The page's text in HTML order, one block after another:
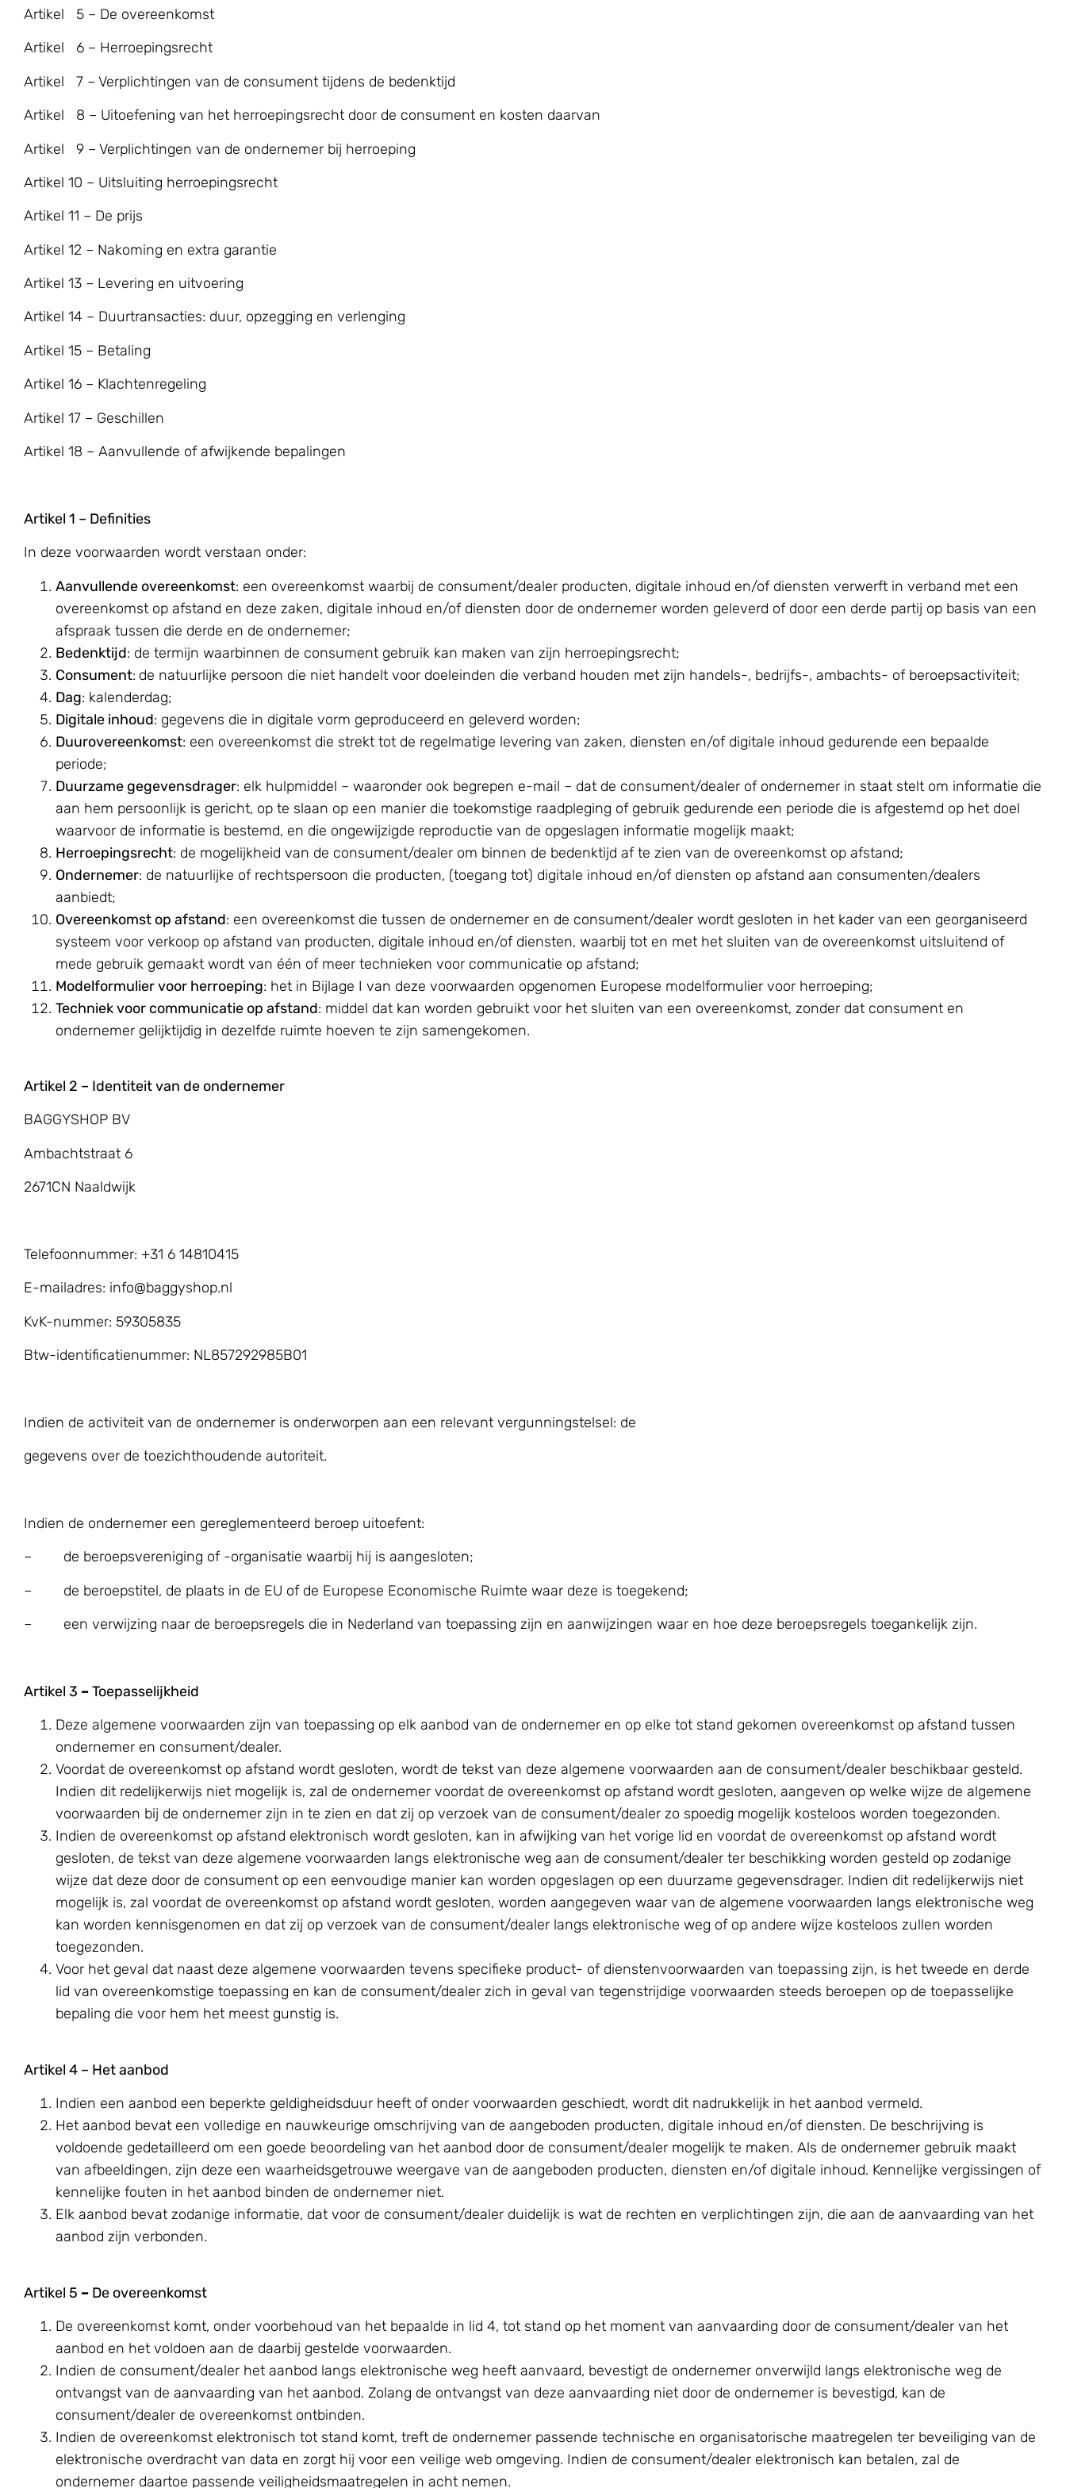
Artikel 5 – De overeenkomst
Artikel 6 – Herroepingsrecht
Artikel 7 – Verplichtingen van de consument tijdens de bedenktijd
Artikel 8 – Uitoefening van het herroepingsrecht door de consument en kosten daarvan
Artikel 9 – Verplichtingen van de ondernemer bij herroeping
Artikel 10 – Uitsluiting herroepingsrecht
Artikel 11 – De prijs
Artikel 12 – Nakoming en extra garantie
Artikel 13 – Levering en uitvoering
Artikel 14 – Duurtransacties: duur, opzegging en verlenging
Artikel 15 – Betaling
Artikel 16 – Klachtenregeling
Artikel 17 – Geschillen
Artikel 18 – Aanvullende of afwijkende bepalingen
Artikel 1 – Definities
In deze voorwaarden wordt verstaan onder:
Aanvullende overeenkomst: een overeenkomst waarbij de consument/dealer producten, digitale inhoud en/of diensten verwerft in verband met een
overeenkomst op afstand en deze zaken, digitale inhoud en/of diensten door de ondernemer worden geleverd of door een derde partij op basis van een
afspraak tussen die derde en de ondernemer;
Bedenktijd: de termijn waarbinnen de consument gebruik kan maken van zijn herroepingsrecht;
Consument: de natuurlijke persoon die niet handelt voor doeleinden die verband houden met zijn handels-, bedrijfs-, ambachts- of beroepsactiviteit;
Dag: kalenderdag;
Digitale inhoud: gegevens die in digitale vorm geproduceerd en geleverd worden;
Duurovereenkomst: een overeenkomst die strekt tot de regelmatige levering van zaken, diensten en/of digitale inhoud gedurende een bepaalde
periode;
Duurzame gegevensdrager: elk hulpmiddel – waaronder ook begrepen e-mail – dat de consument/dealer of ondernemer in staat stelt om informatie die
aan hem persoonlijk is gericht, op te slaan op een manier die toekomstige raadpleging of gebruik gedurende een periode die is afgestemd op het doel
waarvoor de informatie is bestemd, en die ongewijzigde reproductie van de opgeslagen informatie mogelijk maakt;
Herroepingsrecht: de mogelijkheid van de consument/dealer om binnen de bedenktijd af te zien van de overeenkomst op afstand;
Ondernemer: de natuurlijke of rechtspersoon die producten, (toegang tot) digitale inhoud en/of diensten op afstand aan consumenten/dealers
aanbiedt;
Overeenkomst op afstand: een overeenkomst die tussen de ondernemer en de consument/dealer wordt gesloten in het kader van een georganiseerd
systeem voor verkoop op afstand van producten, digitale inhoud en/of diensten, waarbij tot en met het sluiten van de overeenkomst uitsluitend of
mede gebruik gemaakt wordt van één of meer technieken voor communicatie op afstand;
Modelformulier voor herroeping: het in Bijlage I van deze voorwaarden opgenomen Europese modelformulier voor herroeping;
Techniek voor communicatie op afstand: middel dat kan worden gebruikt voor het sluiten van een overeenkomst, zonder dat consument en
ondernemer gelijktijdig in dezelfde ruimte hoeven te zijn samengekomen.
Artikel 2 – Identiteit van de ondernemer
BAGGYSHOP BV
Ambachtstraat 6
2671CN Naaldwijk
Telefoonnummer: +31 6 14810415
E-mailadres: info@baggyshop.nl
KvK-nummer: 59305835
Btw-identificatienummer: NL857292985B01
Indien de activiteit van de ondernemer is onderworpen aan een relevant vergunningstelsel: de
gegevens over de toezichthoudende autoriteit.
Indien de ondernemer een gereglementeerd beroep uitoefent:
– de beroepsvereniging of -organisatie waarbij hij is aangesloten;
– de beroepstitel, de plaats in de EU of de Europese Economische Ruimte waar deze is toegekend;
– een verwijzing naar de beroepsregels die in Nederland van toepassing zijn en aanwijzingen waar en hoe deze beroepsregels toegankelijk zijn.
Artikel 3 –Toepasselijkheid
Deze algemene voorwaarden zijn van toepassing op elk aanbod van de ondernemer en op elke tot stand gekomen overeenkomst op afstand tussen
ondernemer en consument/dealer.
Voordat de overeenkomst op afstand wordt gesloten, wordt de tekst van deze algemene voorwaarden aan de consument/dealer beschikbaar gesteld.
Indien dit redelijkerwijs niet mogelijk is, zal de ondernemer voordat de overeenkomst op afstand wordt gesloten, aangeven op welke wijze de algemene
voorwaarden bij de ondernemer zijn in te zien en dat zij op verzoek van de consument/dealer zo spoedig mogelijk kosteloos worden toegezonden.
Indien de overeenkomst op afstand elektronisch wordt gesloten, kan in afwijking van het vorige lid en voordat de overeenkomst op afstand wordt
gesloten, de tekst van deze algemene voorwaarden langs elektronische weg aan de consument/dealer ter beschikking worden gesteld op zodanige
wijze dat deze door de consument op een eenvoudige manier kan worden opgeslagen op een duurzame gegevensdrager. Indien dit redelijkerwijs niet
mogelijk is, zal voordat de overeenkomst op afstand wordt gesloten, worden aangegeven waar van de algemene voorwaarden langs elektronische weg
kan worden kennisgenomen en dat zij op verzoek van de consument/dealer langs elektronische weg of op andere wijze kosteloos zullen worden
toegezonden.
Voor het geval dat naast deze algemene voorwaarden tevens specifieke product- of dienstenvoorwaarden van toepassing zijn, is het tweede en derde
lid van overeenkomstige toepassing en kan de consument/dealer zich in geval van tegenstrijdige voorwaarden steeds beroepen op de toepasselijke
bepaling die voor hem het meest gunstig is.
Artikel 4 – Het aanbod
Indien een aanbod een beperkte geldigheidsduur heeft of onder voorwaarden geschiedt, wordt dit nadrukkelijk in het aanbod vermeld.
Het aanbod bevat een volledige en nauwkeurige omschrijving van de aangeboden producten, digitale inhoud en/of diensten. De beschrijving is
voldoende gedetailleerd om een goede beoordeling van het aanbod door de consument/dealer mogelijk te maken. Als de ondernemer gebruik maakt
van afbeeldingen, zijn deze een waarheidsgetrouwe weergave van de aangeboden producten, diensten en/of digitale inhoud. Kennelijke vergissingen of
kennelijke fouten in het aanbod binden de ondernemer niet.
Elk aanbod bevat zodanige informatie, dat voor de consument/dealer duidelijk is wat de rechten en verplichtingen zijn, die aan de aanvaarding van het
aanbod zijn verbonden.
Artikel 5 – De overeenkomst
De overeenkomst komt, onder voorbehoud van het bepaalde in lid 4, tot stand op het moment van aanvaarding door de consument/dealer van het
aanbod en het voldoen aan de daarbij gestelde voorwaarden.
Indien de consument/dealer het aanbod langs elektronische weg heeft aanvaard, bevestigt de ondernemer onverwijld langs elektronische weg de
ontvangst van de aanvaarding van het aanbod. Zolang de ontvangst van deze aanvaarding niet door de ondernemer is bevestigd, kan de
consument/dealer de overeenkomst ontbinden.
Indien de overeenkomst elektronisch tot stand komt, treft de ondernemer passende technische en organisatorische maatregelen ter beveiliging van de
elektronische overdracht van data en zorgt hij voor een veilige web omgeving. Indien de consument/dealer elektronisch kan betalen, zal de
ondernemer daartoe passende veiligheidsmaatregelen in acht nemen.